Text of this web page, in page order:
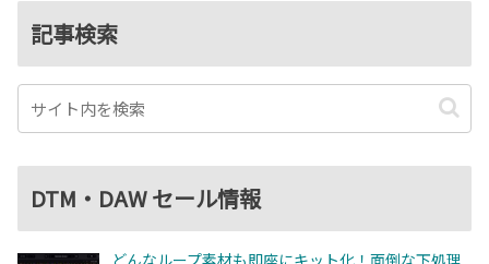
記事検索
DTM・DAW セール情報
どんなループ素材も即座にキット化！面倒な下処理